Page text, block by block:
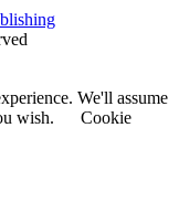
We'll assume
wish.
Cookie